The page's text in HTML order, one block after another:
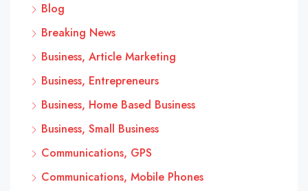
Blog
Breaking News
Business, Article Marketing
Business, Entrepreneurs
Business, Home Based Business
Business, Small Business
Communications, GPS
Communications, Mobile Phones